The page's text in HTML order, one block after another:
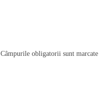
Câmpurile obligatorii sunt marcate